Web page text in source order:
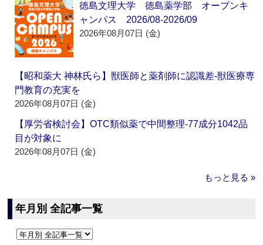
徳島文理大学 徳島薬学部 オープンキ
ャンパス 2026/08-2026/09
2026年08月07日 (金)
【昭和薬大 神林氏ら】獣医師と薬剤師に認識差‐獣医療専
門教育の充実を
2026年08月07日 (金)
【厚労省検討会】OTC類似薬で中間整理‐77成分1042品
目が対象に
2026年08月07日 (金)
もっと見る »
年月別 全記事一覧